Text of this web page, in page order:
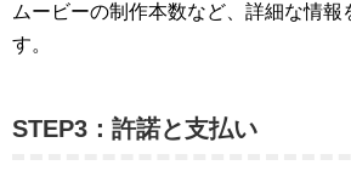
ムービーの制作本数など、詳細な情報
す。
STEP3：許諾と支払い